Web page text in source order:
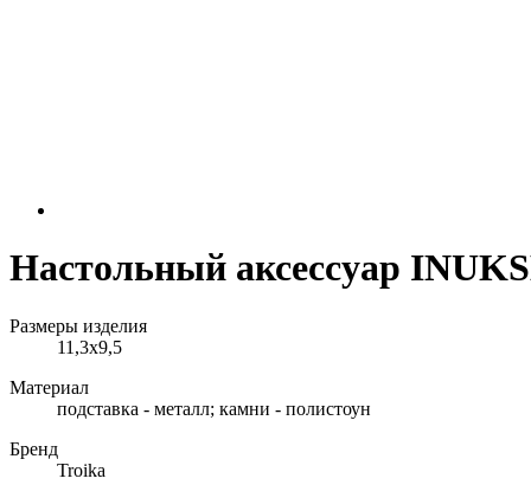
Настольный аксессуар
Размеры изделия
11,3х9,5
Материал
подставка - металл; камни - полистоун
Бренд
Troika